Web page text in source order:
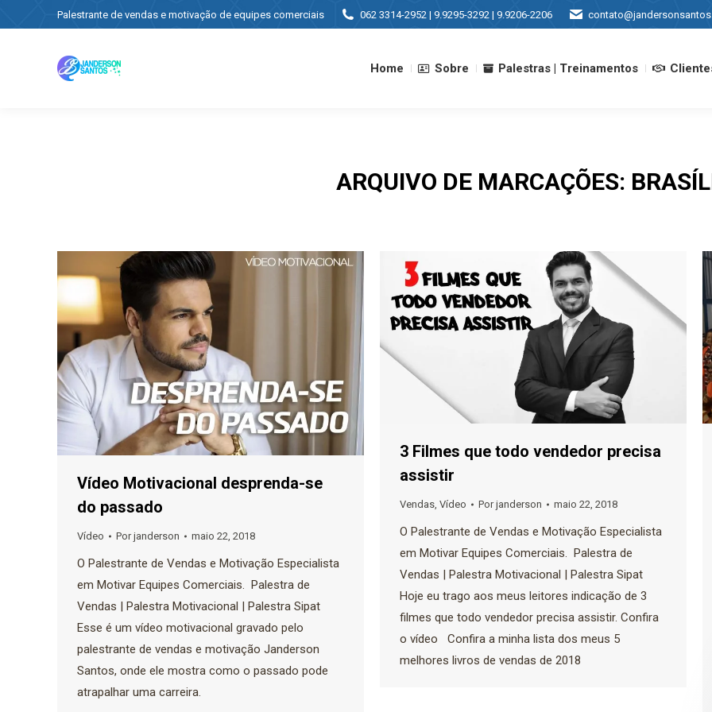
Palestrante de vendas e motivação de equipes comerciais 062 3314-2952 | 9.9295-3292 | 9.9206-2206
Home Sobre Palestras | Treinamentos
ARQUIVO DE MARCAÇÕES:
Vídeo Motivacional desprenda-se
do passado
Vídeo Porjanderson maio 22, 2018
O Palestrante de Vendas e Motivação Especialista
em Motivar Equipes Comerciais. Palestra de
Vendas | Palestra Motivacional | Palestra Sipat
Esse é um vídeo motivacional gravado pelo
palestrante de vendas e motivação Janderson
Santos, onde ele mostra como o passado pode
atrapalhar uma carreira.
3 Filmes que todo vendedor precisa
assistir
Vendas, Vídeo Porjanderson maio 22, 2018
O Palestrante de Vendas e Motivação Especialista
em Motivar Equipes Comerciais. Palestra de
Vendas | Palestra Motivacional | Palestra Sipat
Hoje eu trago aos meus leitores indicação de 3
filmes que todo vendedor precisa assistir. Confira
o vídeo Confira a minha lista dos meus 5
melhores livros de vendas de 2018
Palestras | Treinamentos